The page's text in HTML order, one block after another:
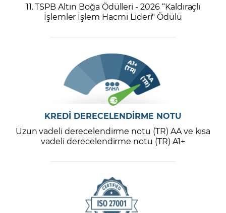
11. TSPB Altın Boğa Ödülleri - 2026 “Kaldıraçlı
İşlemler İşlem Hacmi Lideri" Ödülü
KREDİ DERECELENDİRME NOTU
Uzun vadeli derecelendirme notu (TR) AA ve kısa
vadeli derecelendirme notu (TR) A1+